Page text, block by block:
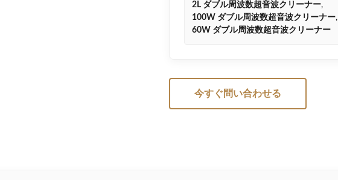
2L ダブル周波数超音波クリーナー,
100W ダブル周波数超音波クリーナー,
60W ダブル周波数超音波クリーナー
今すぐ問い合わせる